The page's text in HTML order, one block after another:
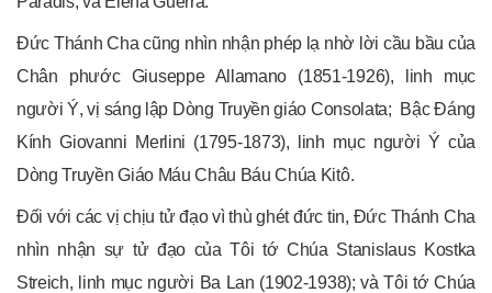
Đức Thánh Cha cũng nhìn nhận phép lạ nhờ lời cầu bầu của
Chân phước Giuseppe Allamano (1851-1926), linh mục
người Ý, vị sáng lập Dòng Truyền giáo Consolata; Bậc Đáng
Kính Giovanni Merlini (1795-1873), linh mục người Ý của
Dòng Truyền Giáo Máu Châu Báu Chúa Kitô.
Đối với các vị chịu tử đạo vì thù ghét đức tin, Đức Thánh Cha
nhìn nhận sự tử đạo của Tôi tớ Chúa Stanislaus Kostka
Streich, linh mục người Ba Lan (1902-1938); và Tôi tớ Chúa